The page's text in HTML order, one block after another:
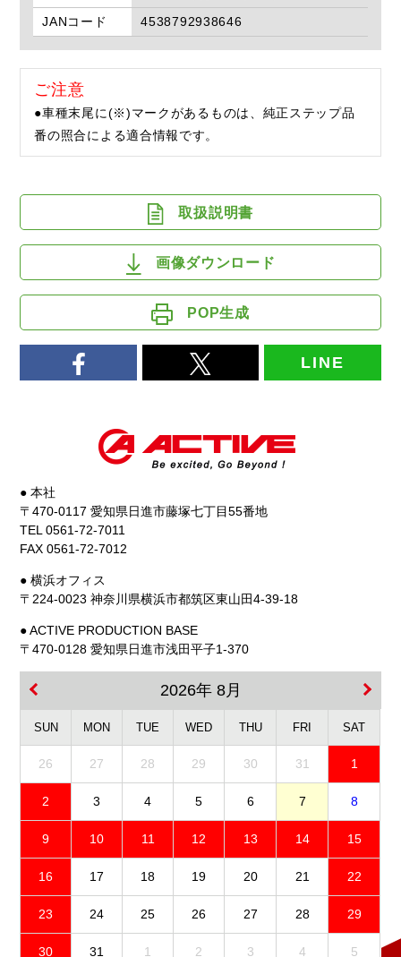
JANコード
4538792938646
ご注意
●車種末尾に(※)マークがあるものは、純正ステップ品
番の照合による適合情報です。
取扱説明書
画像ダウンロード
POP生成
LINE
● 本社
〒470-0117 愛知県日進市藤塚七丁目55番地
TEL 0561-72-7011
FAX 0561-72-7012
● 横浜オフィス
〒224-0023 神奈川県横浜市都筑区東山田4-39-18
● ACTIVE PRODUCTION BASE
〒470-0128 愛知県日進市浅田平子1-370
2026年 8月
SUN MON TUE WED THU FRI SAT
26 27 28 29 30 31 1
2 3 4 5 6 7 8
9 10 11 12 13 14 15
16 17 18 19 20 21 22
23 24 25 26 27 28 29
30 31 1 2 3 4 5